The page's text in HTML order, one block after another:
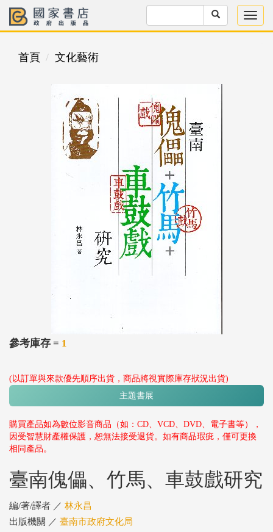
首頁 文化藝術
參考庫存 = 1
(以訂單與來款優先順序出貨，商品將視實際庫存狀況出貨)
主題書展
購買產品如為數位影音商品（如：CD、VCD、DVD、電子書等），
因受智慧財產權保護，恕無法接受退貨。如有商品瑕疵，僅可更換
相同產品。
臺南傀儡、竹馬、車鼓戲研究
編/著/譯者 ／ 林永昌
出版機關 ／ 臺南市政府文化局